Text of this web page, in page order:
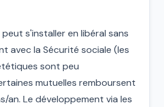
s'installer en libéral sans
avec la Sécurité sociale (les
sont peu
mutuelles remboursent
an. Le développement via les